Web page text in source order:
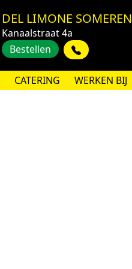
DEL LIMONE SOMEREN
Kanaalstraat 4a
Bestellen
CATERING WERKEN BIJ